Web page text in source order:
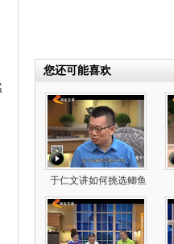
您还可能喜欢
于仁文讲如何挑选鲫鱼